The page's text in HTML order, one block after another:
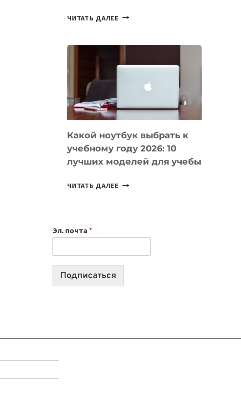
ЧИТАТЬ ДАЛЕЕ
КОТОРЫЕ
СОЗДАВАТЬ
БЕЗ
КОДА
Какой ноутбук выбрать к
учебному году 2026: 10
лучших моделей для учебы
ЧИТАТЬ ДАЛЕЕ КАКОЙ
2026:
10
Эл. почта *
Подписаться